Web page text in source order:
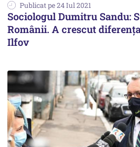
Publicat pe 24 Iul 2021
Sociologul Dumitru Sandu:
Românii. A crescut
Ilfov